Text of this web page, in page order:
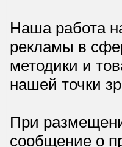
Наша работа
рекламы в
методики и
нашей точки
При
сообщение о